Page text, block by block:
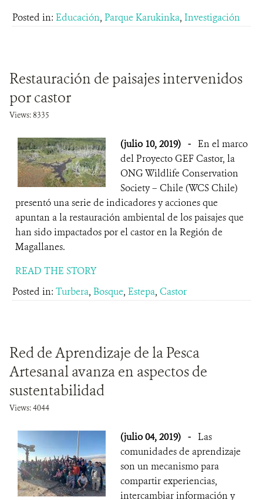
Posted in: Educación, Parque Karukinka, Investigación
Restauración de paisajes intervenidos
por castor
Views: 8335
(julio 10, 2019) - En el marco
del Proyecto GEF Castor, la
ONG Wildlife Conservation
Society – Chile (WCS Chile)
presentó una serie de indicadores y acciones que
apuntan a la restauración ambiental de los paisajes que
han sido impactados por el castor en la Región de
Magallanes.
READ THE STORY
Posted in: Turbera, Bosque, Estepa, Castor
Red de Aprendizaje de la Pesca
Artesanal avanza en aspectos de
sustentabilidad
Views: 4044
(julio 04, 2019) - Las
comunidades de aprendizaje
son un mecanismo para
compartir experiencias,
intercambiar información y